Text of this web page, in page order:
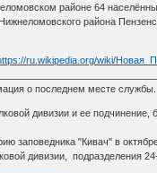
районе 64
района
ru.wikipedia.org/wiki/
месте службы.
дивизии и ее
заповедника "Кивач" в
дивизии, подразделения